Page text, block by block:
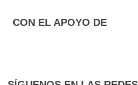
CON EL APOYO DE